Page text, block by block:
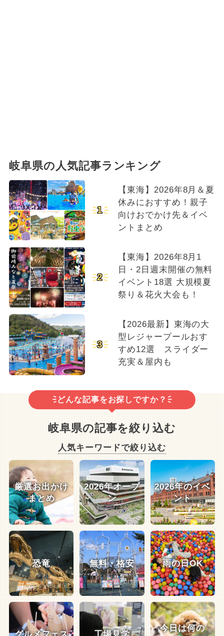
岐阜県の人気記事ランキング
1
【東海】2026年8月＆夏
休みにおすすめ！親子
向けおでかけ先＆イベ
ントまとめ
2
【東海】2026年8月1
日・2日週末開催の無料
イベント18選 大規模夏
祭り＆花火大会も！
3
【2026最新】東海の大
型レジャープールおす
すめ12選 スライダー
充実＆屋内も
どんな記事をお探しですか？
岐阜県の記事を絞り込む
人気キーワードで絞り込む
厳選お出かけ
まとめ
2026年オープ
ン
2026年のイベ
ント
恐竜 無料・格安 雨の日OK
今日は何の